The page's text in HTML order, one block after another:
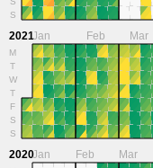
S
2021
M
T
W
T
F
S
S
Jan Feb Mar
2020Jan Feb Mar